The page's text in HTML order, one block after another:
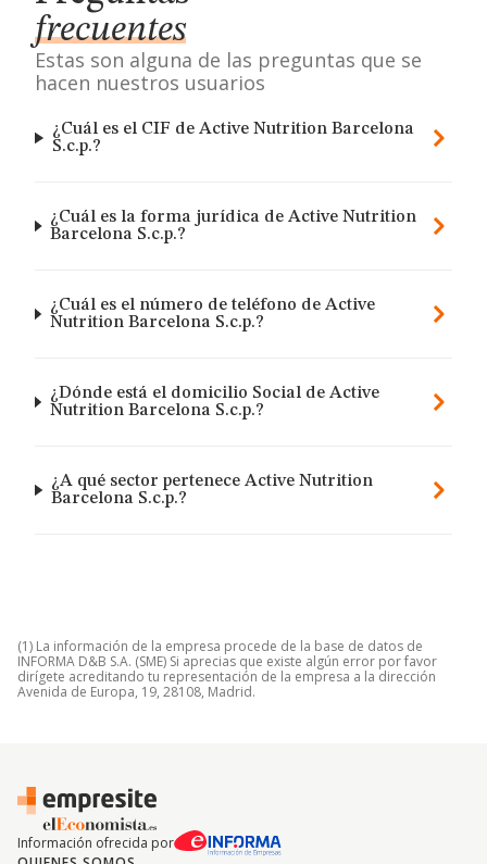
frecuentes
Estas son alguna de las preguntas que se
hacen nuestros usuarios
¿Cuál es el CIF de Active Nutrition Barcelona
S.c.p.?
¿Cuál es la forma jurídica de Active Nutrition
Barcelona S.c.p.?
¿Cuál es el número de teléfono de Active
Nutrition Barcelona S.c.p.?
¿Dónde está el domicilio Social de Active
Nutrition Barcelona S.c.p.?
¿A qué sector pertenece Active Nutrition
Barcelona S.c.p.?
(1) La información de la empresa procede de la base de datos de
INFORMA D&B S.A. (SME) Si aprecias que existe algún error por favor
dirígete acreditando tu representación de la empresa a la dirección
Avenida de Europa, 19, 28108, Madrid.
Información ofrecida por